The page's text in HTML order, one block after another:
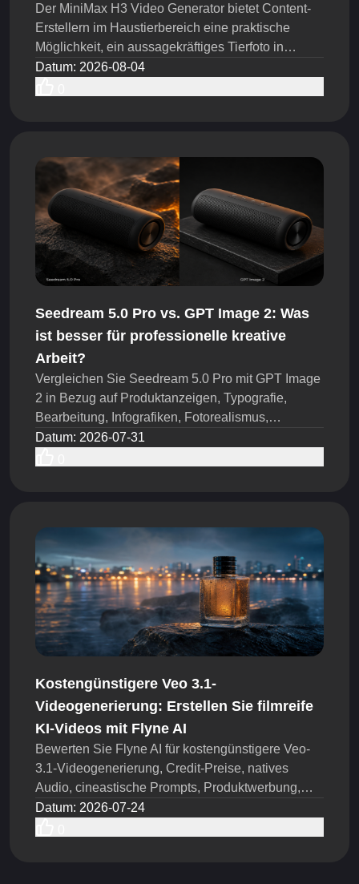
Der MiniMax H3 Video Generator bietet Content-
Erstellern im Haustierbereich eine praktische
Möglichkeit, ein aussagekräftiges Tierfoto in
mehrere Kurzvideo-Konzepte zu verwandeln. Als
testen.
Datum: 2026-08-04
Seedream 5.0 Pro vs. GPT Image 2: Was
ist besser für professionelle kreative
Arbeit?
Vergleichen Sie Seedream 5.0 Pro mit GPT Image
2 in Bezug auf Produktanzeigen, Typografie,
Bearbeitung, Infografiken, Fotorealismus,
Konsistenz, Browser-Tests und API-Workflows
Datum: 2026-07-31
Kostengünstigere Veo 3.1-
Videogenerierung: Erstellen Sie filmreife
KI-Videos mit Flyne AI
Bewerten Sie Flyne AI für kostengünstigere Veo-
3.1-Videogenerierung, Credit-Preise, natives
Audio, cineastische Prompts, Produktwerbung,
Modelltests und kostensparende Schritte.
Datum: 2026-07-24